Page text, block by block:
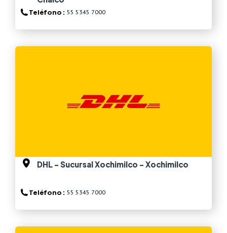
Teléfono : 55 5345 7000
DHL - Sucursal Xochimilco - Xochimilco
Teléfono : 55 5345 7000